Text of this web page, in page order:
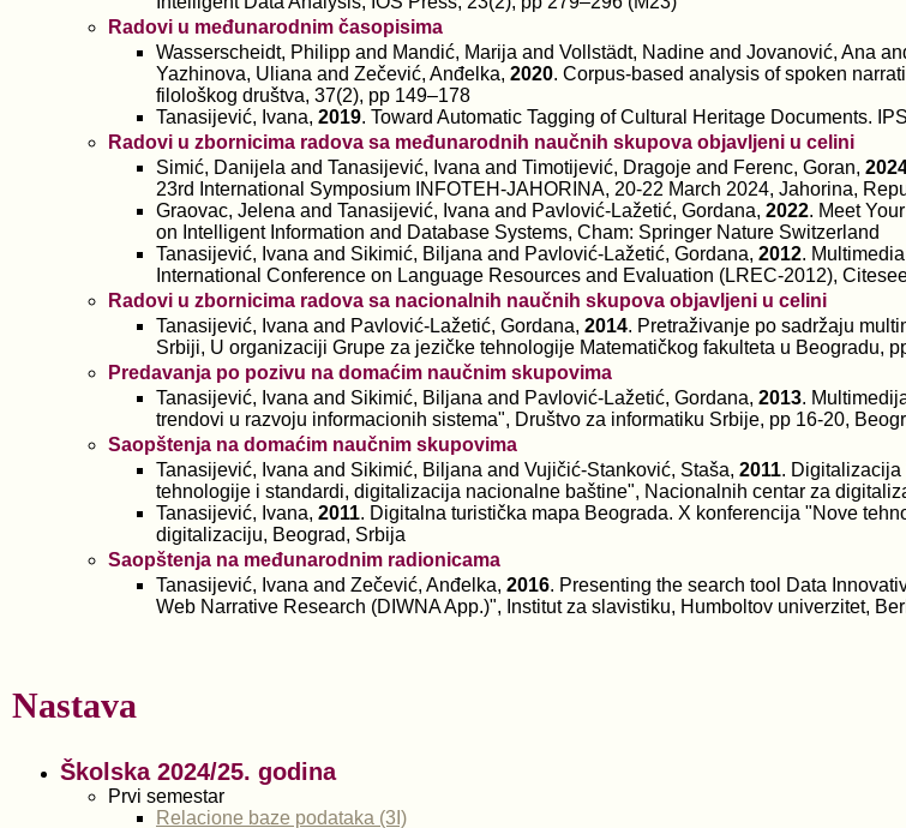
Radovi u međunarodnim časopisima
Wasserscheidt, Philipp and Mandić, Marija and Vollstädt, Nadine and Jovanović, Ana
Yazhinova, Uliana and Zečević, Anđelka, 2020. Corpus-based analysis of spoken
filološkog društva, 37(2), pp 149–178
Tanasijević, Ivana, 2019. Toward Automatic Tagging of Cultural Heritage Documents.
Radovi u zbornicima radova sa međunarodnih naučnih skupova objavljeni u celini
Simić, Danijela and Tanasijević, Ivana and Timotijević, Dragoje and Ferenc, Goran,
23rd International Symposium INFOTEH-JAHORINA, 20-22 March 2024, Jahorina,
Graovac, Jelena and Tanasijević, Ivana and Pavlović-Lažetić, Gordana, 2022. Meet
on Intelligent Information and Database Systems, Cham: Springer Nature Switzerland
Tanasijević, Ivana and Sikimić, Biljana and Pavlović-Lažetić, Gordana, 2012.
International Conference on Language Resources and Evaluation (LREC-2012),
Radovi u zbornicima radova sa nacionalnih naučnih skupova objavljeni u celini
Tanasijević, Ivana and Pavlović-Lažetić, Gordana, 2014. Pretraživanje po sadržaju
Srbiji, U organizaciji Grupe za jezičke tehnologije Matematičkog fakulteta u Beogradu,
Predavanja po pozivu na domaćim naučnim skupovima
Tanasijević, Ivana and Sikimić, Biljana and Pavlović-Lažetić, Gordana, 2013.
trendovi u razvoju informacionih sistema", Društvo za informatiku Srbije, pp 16-20,
Saopštenja na domaćim naučnim skupovima
Tanasijević, Ivana and Sikimić, Biljana and Vujičić-Stanković, Staša, 2011.
tehnologije i standardi, digitalizacija nacionalne baštine", Nacionalnih centar za
Tanasijević, Ivana, 2011. Digitalna turistička mapa Beograda. X konferencija "Nove
digitalizaciju, Beograd, Srbija
Saopštenja na međunarodnim radionicama
Tanasijević, Ivana and Zečević, Anđelka, 2016. Presenting the search tool Data
Web Narrative Research (DIWNA App.)", Institut za slavistiku, Humboltov univerzitet,
Nastava
Školska 2024/25. godina
Prvi semestar
Relacione baze podataka (3I)